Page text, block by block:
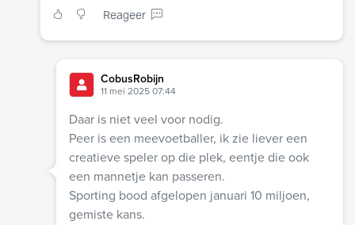
Reageer
CobusRobijn
11 mei 2025 07:44
Daar is niet veel voor nodig.
Peer is een meevoetballer, ik zie liever een
creatieve speler op die plek, eentje die ook
een mannetje kan passeren.
Sporting bood afgelopen januari 10 miljoen,
gemiste kans.